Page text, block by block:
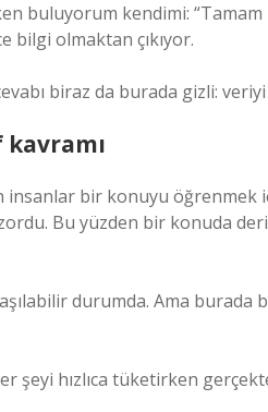
buluyorum kendimi: “Tamam
bilgi olmaktan çıkıyor.
biraz da burada gizli:
insanlar bir konuyu öğrenmek
Bu yüzden bir konuda
durumda. Ama burada
şeyi hızlıca tüketirken